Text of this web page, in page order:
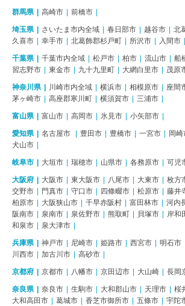
群馬県 高崎市 前橋市
埼玉県 さいたま市内全域 春日部市 越谷市
北
久喜市
幸手市 北葛飾郡杉戸町 所沢市 入間市
千葉県 千葉市内全域 松戸市 柏市 流山市 船
習志野市
東金市 九十九里町 大網白里市 茂原
神奈川県 川崎市内全域 横浜市 相模原市 座間
茅ヶ崎市
高座郡寒川町 横須賀市 三浦市
富山県 富山市 高岡市 氷見市 小矢部市
愛知県 名古屋市 豊田市 豊橋市 一宮市 岡崎
犬山市
岐阜市 大垣市 瑞穂市 山県市 各務原市 可児
大阪府 大阪市 東大阪市 八尾市 大東市 枚方
交野市
門真市 守口市 四條畷市 松原市 藤井
柏原市
大阪狭山市 千早赤阪村 富田林市 河内
阪南市
泉南市 泉佐野市 熊取町 貝塚市 岸和
和泉市
泉大津市
兵庫県 神戸市 尼崎市 姫路市 西宮市 明石市
川西市
加古川市 高砂市
京都府 京都市 八幡市 京田辺市 大山崎 長岡
奈良県 奈良市 生駒市 大和郡山市 天理市 桜
大和高田市
葛城市 香芝市御所市 五條市 宇陀